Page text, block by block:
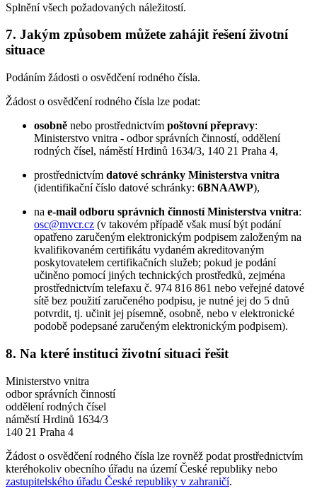
Splnění všech požadovaných náležitostí.
7. Jakým způsobem můžete zahájit řešení životní
situace
Podáním žádosti o osvědčení rodného čísla.
Žádost o osvědčení rodného čísla lze podat:
osobně nebo prostřednictvím poštovní přepravy:
Ministerstvo vnitra - odbor správních činností, oddělení
rodných čísel, náměstí Hrdinů 1634/3, 140 21 Praha 4,
prostřednictvím datové schránky Ministerstva vnitra
(identifikační číslo datové schránky: 6BNAAWP),
na e-mail odboru správních činností Ministerstva vnitra:
osc@mvcr.cz (v takovém případě však musí být podání
opatřeno zaručeným elektronickým podpisem založeným na
kvalifikovaném certifikátu vydaném akreditovaným
poskytovatelem certifikačních služeb; pokud je podání
učiněno pomocí jiných technických prostředků, zejména
prostřednictvím telefaxu č. 974 816 861 nebo veřejné datové
sítě bez použití zaručeného podpisu, je nutné jej do 5 dnů
potvrdit, tj. učinit jej písemně, osobně, nebo v elektronické
podobě podepsané zaručeným elektronickým podpisem).
8. Na které instituci životní situaci řešit
Ministerstvo vnitra
odbor správních činností
oddělení rodných čísel
náměstí Hrdinů 1634/3
140 21 Praha 4
Žádost o osvědčení rodného čísla lze rovněž podat prostřednictvím
kteréhokoliv obecního úřadu na území České republiky nebo
zastupitelského úřadu České republiky v zahraničí.